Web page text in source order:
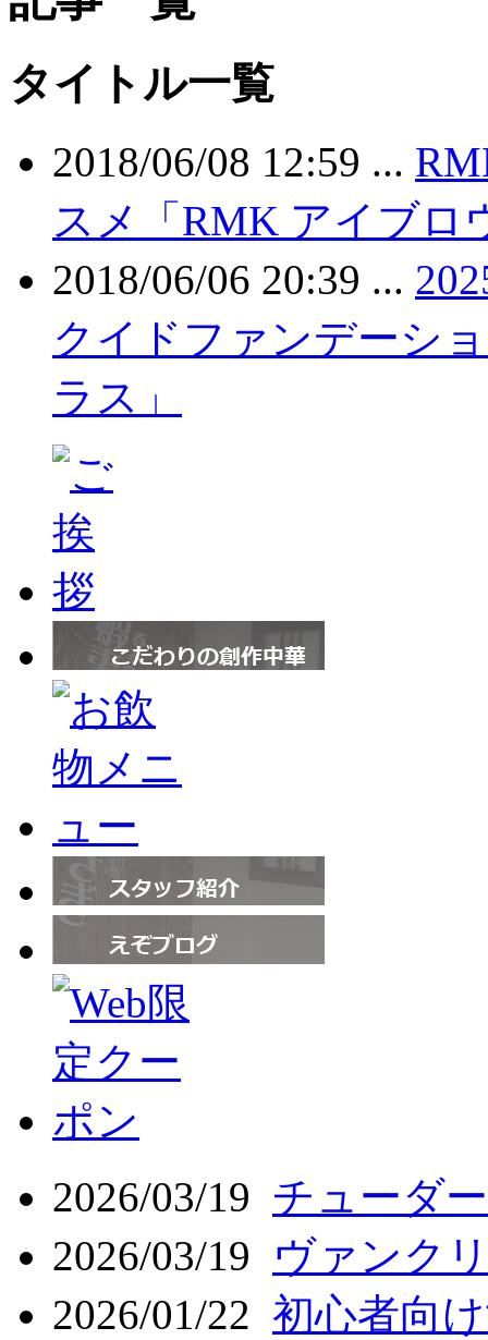
タイトル一覧
2018/06/08 12:59 ...
スメ「RMK アイブロ
2018/06/06 20:39 ...
クイドファンデーシ
ラス」
2026/03/19 チューダ
2026/03/19 ヴァンク
2026/01/22 初心者向